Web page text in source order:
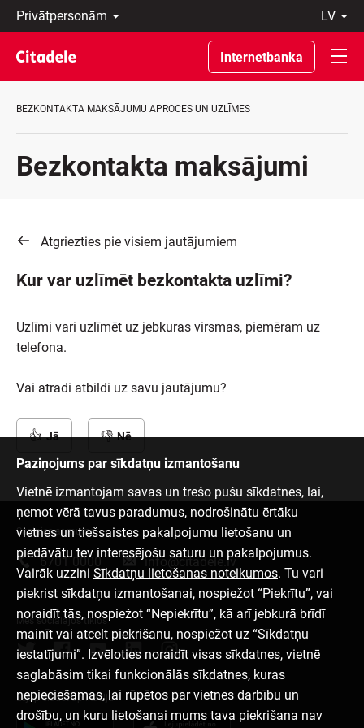
Privātpersonām
Uzņēmumiem
Private
Banking
Par
C
lv
Latviski
По-
русски
In
Internetbanka
BEZKONTAKTA MAKSĀJUMU APROCES UN UZLĪMES
Bezkontakta maksājumi
Atgriezties pie visiem jautājumiem
Kur var uzlīmēt bezkontakta uzlīmi?
Uzlīmi vari uzlīmēt uz jebkuras virsmas, piemēram uz
telefona.
Vai atradi atbildi uz savu jautājumu?
Jā Nē
Paziņojums par sīkdatņu izmantošanu
Vietnē izmantojam savas un trešo pušu sīkdatnes, lai,
ņemot vērā tavus paradumus, nodrošinātu ērtāku
vietnes un tiešsaistes pakalpojumu lietošanu un
piedāvātu tev interesējošu saturu un pakalpojumus.
Vairāk uzzini Sīkdatņu lietošanas noteikumos. Tu vari
piekrist sīkdatņu izmantošanai, nospiežot “Piekrītu”, vai
noraidīt tās, nospiežot “Nepiekrītu”, kā arī jebkurā brīdī
mainīt vai atcelt piekrišanu, nospiežot uz “Sīkdatņu
iestatījumi”. Izvēloties noraidīt visas sīkdatnes, vietnē
saglabāsim tikai funkcionālās sīkdatnes, kuras
nepieciešamas, lai rūpētos par vietnes darbību un
drošību, un kuru lietošanai mums tava piekrišana nav
Sazinies ar mums
6701 0000 info@citadele.lv
Mēs sociālajos tīklos
Lejupielādēt aplikāciju